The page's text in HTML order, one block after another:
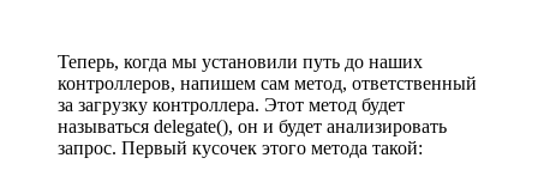
Теперь, когда мы установили путь до наших
контроллеров, напишем сам метод, ответственный
за загрузку контроллера. Этот метод будет
называться delegate(), он и будет анализировать
запрос. Первый кусочек этого метода такой: